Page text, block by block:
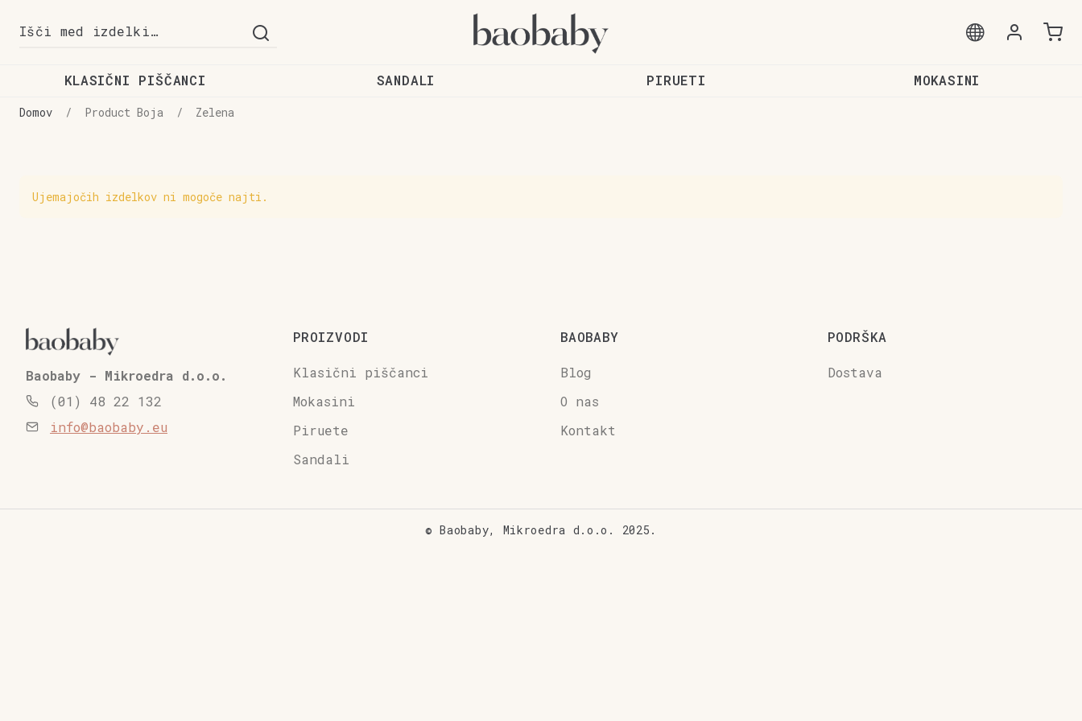
KLASIČNI PIŠČANCI SANDALI PIRUETI MOKASINI
Išči:
to
to
Domov / Product Boja / Zelena
Ujemajočih izdelkov ni mogoče najti.
Baobaby - Mikroedra d.o.o.
(01) 48 22 132
info@baobaby.eu
PROIZVODI
Klasični piščanci
Mokasini
Piruete
Sandali
BAOBABY
Blog
O nas
Kontakt
PODRŠKA
Dostava
© Baobaby, Mikroedra d.o.o. 2025.